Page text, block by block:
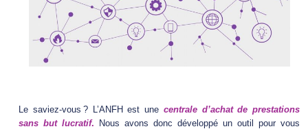
Le saviez-vous ? L’ANFH est une centrale d’achat de prestations
sans but lucratif. Nous avons donc développé un outil pour vous